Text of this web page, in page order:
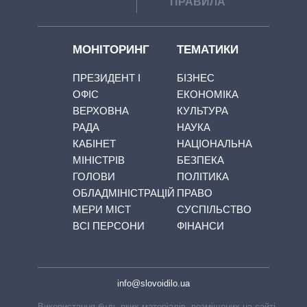
МОНІТОРИНГ
ПРЕЗИДЕНТ І
ОФІС
ВЕРХОВНА
РАДА
КАБІНЕТ
МІНІСТРІВ
ГОЛОВИ
ОБЛАДМІНІСТРАЦІЙ
МЕРИ МІСТ
ВСІ ПЕРСОНИ
ТЕМАТИКИ
БІЗНЕС
ЕКОНОМІКА
КУЛЬТУРА
НАУКА
НАЦІОНАЛЬНА
БЕЗПЕКА
ПОЛІТИКА
ПРАВО
СУСПІЛЬСТВО
ФІНАНСИ
info@slovoidilo.ua